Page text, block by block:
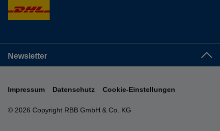
Newsletter
© 2026 Copyright RBB GmbH & Co. KG
Impressum Datenschutz Cookie-Einstellungen